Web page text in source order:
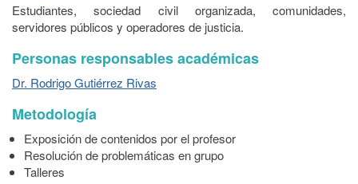
Estudiantes, sociedad civil organizada, comunidades,
servidores públicos y operadores de justicia.
Personas responsables académicas
Dr. Rodrigo Gutiérrez Rivas
Metodología
Exposición de contenidos por el profesor
Resolución de problemáticas en grupo
Talleres